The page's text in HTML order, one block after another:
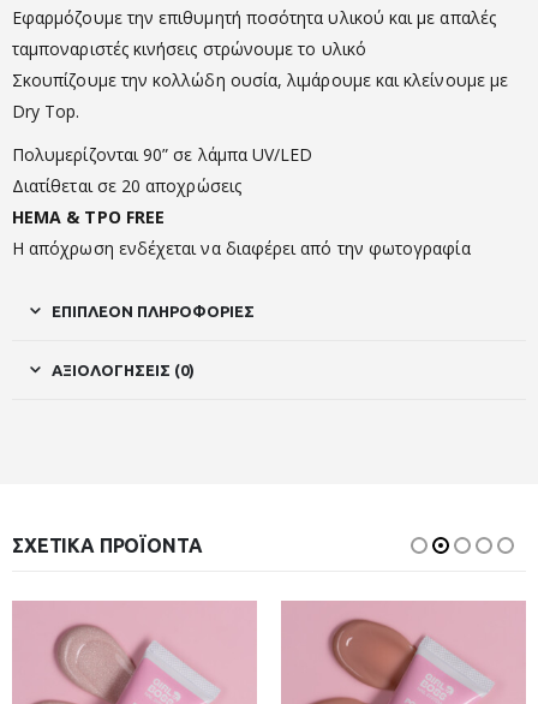
Εφαρμόζουμε την επιθυμητή ποσότητα υλικού και με απαλές
ταμποναριστές κινήσεις στρώνουμε το υλικό
Σκουπίζουμε την κολλώδη ουσία, λιμάρουμε και κλείνουμε με
Dry Top.
Πολυμερίζονται 90” σε λάμπα UV/LED
Διατίθεται σε 20 αποχρώσεις
HEMA & TPO FREE
Η απόχρωση ενδέχεται να διαφέρει από την φωτογραφία
ΕΠΙΠΛΈΟΝ ΠΛΗΡΟΦΟΡΊΕΣ
ΑΞΙΟΛΟΓΉΣΕΙΣ (0)
ΣΧΕΤΙΚΆ ΠΡΟΪΌΝΤΑ